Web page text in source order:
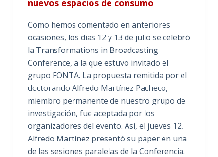
nuevos espacios de consumo
Como hemos comentado en anteriores
ocasiones, los días 12 y 13 de julio se celebró
la Transformations in Broadcasting
Conference, a la que estuvo invitado el
grupo FONTA. La propuesta remitida por el
doctorando Alfredo Martínez Pacheco,
miembro permanente de nuestro grupo de
investigación, fue aceptada por los
organizadores del evento. Así, el jueves 12,
Alfredo Martínez presentó su paper en una
de las sesiones paralelas de la Conferencia.